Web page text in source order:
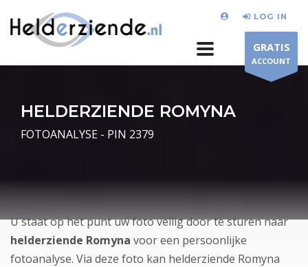
LOG IN
GRATIS
ACCOUNT
HELDERZIENDE ROMYNA
FOTOANALYSE - PIN 2379
U staat op het punt uw foto veilig door te sturen naar
helderziende Romyna voor een persoonlijke
fotoanalyse. Via deze foto kan helderziende Romyna